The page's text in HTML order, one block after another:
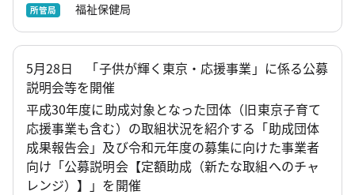
所管局 福祉保健局
5月28日 「子供が輝く東京・応援事業」に係る公募
説明会等を開催
平成30年度に助成対象となった団体（旧東京子育て
応援事業も含む）の取組状況を紹介する「助成団体
成果報告会」及び令和元年度の募集に向けた事業者
向け「公募説明会【定額助成（新たな取組へのチャ
レンジ）】」を開催